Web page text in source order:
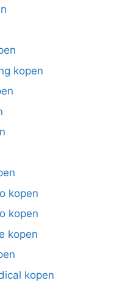
kopen
kopen
kopen
kopen
kopen